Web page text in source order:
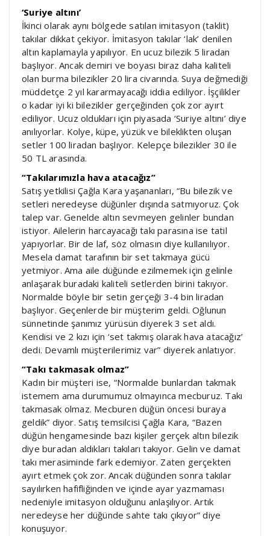
‘Suriye altını’
İkinci olarak aynı bölgede satılan imitasyon (taklit)
takılar dikkat çekiyor. İmitasyon takılar ‘lak’ denilen
altın kaplamayla yapılıyor. En ucuz bilezik 5 liradan
başlıyor. Ancak demiri ve boyası biraz daha kaliteli
olan burma bilezikler 20 lira civarında. Suya değmediği
müddetçe 2 yıl kararmayacağı iddia ediliyor. İşçilikler
o kadar iyi ki bilezikler gerçeğinden çok zor ayırt
ediliyor. Ucuz oldukları için piyasada ‘Suriye altını’ diye
anılıyorlar. Kolye, küpe, yüzük ve bileklikten oluşan
setler 100 liradan başlıyor. Kelepçe bilezikler 30 ile
50 TL arasında.
“Takılarımızla hava atacağız”
Satış yetkilisi Çağla Kara yaşananları, “Bu bilezik ve
setleri neredeyse düğünler dışında satmıyoruz. Çok
talep var. Genelde altın sevmeyen gelinler bundan
istiyor. Ailelerin harcayacağı takı parasına ise tatil
yapıyorlar. Bir de laf, söz olmasın diye kullanılıyor.
Mesela damat tarafının bir set takmaya gücü
yetmiyor. Ama aile düğünde ezilmemek için gelinle
anlaşarak buradaki kaliteli setlerden birini takıyor.
Normalde böyle bir setin gerçeği 3-4 bin liradan
başlıyor. Geçenlerde bir müşterim geldi. Oğlunun
sünnetinde şanımız yürüsün diyerek 3 set aldı.
Kendisi ve 2 kızı için ‘set takmış olarak hava atacağız’
dedi. Devamlı müşterilerimiz var” diyerek anlatıyor.
“Takı takmasak olmaz”
Kadın bir müşteri ise, “Normalde bunlardan takmak
istemem ama durumumuz olmayınca mecburuz. Takı
takmasak olmaz. Mecburen düğün öncesi buraya
geldik” diyor. Satış temsilcisi Çağla Kara, “Bazen
düğün hengamesinde bazı kişiler gerçek altın bilezik
diye buradan aldıkları takıları takıyor. Gelin ve damat
takı merasiminde fark edemiyor. Zaten gerçekten
ayırt etmek çok zor. Ancak düğünden sonra takılar
sayılırken hafifliğinden ve içinde ayar yazmaması
nedeniyle imitasyon olduğunu anlaşılıyor. Artık
neredeyse her düğünde sahte takı çıkıyor” diye
konuşuyor.